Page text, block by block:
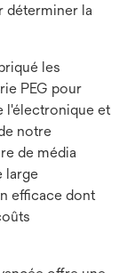
déterminer la
les
PEG pour
l'électronique et
notre
de média
large
efficace dont